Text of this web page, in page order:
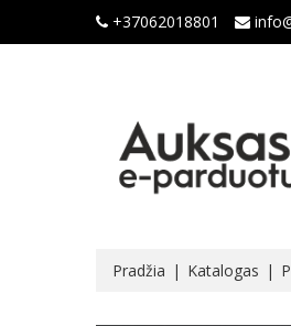
+37062018801
Pradžia Katalogas